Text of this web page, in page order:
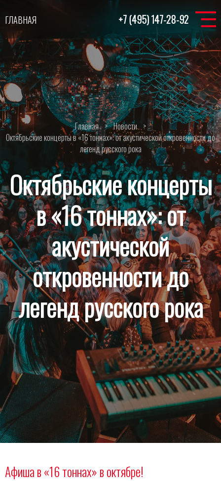
ГЛАВНАЯ +7 (495) 147-28-92
Главная > Новости >
Октябрьские концерты в «16 тоннах»: от акустической откровенности до
легенд русского рока
Октябрьские концерты
в «16 тоннах»: от
акустической
откровенности до
легенд русского рока
Афиша в «16 тоннах» в октябре!